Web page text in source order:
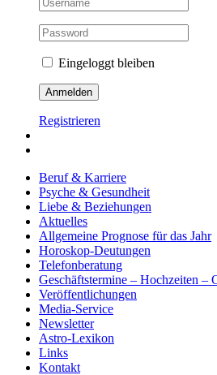
Eingeloggt bleiben
Registrieren
Beruf & Karriere
Psyche & Gesundheit
Liebe & Beziehungen
Aktuelles
Allgemeine Prognose für das Jahr
Horoskop-Deutungen
Telefonberatung
Geschäftstermine – Hochzeiten –
Veröffentlichungen
Media-Service
Newsletter
Astro-Lexikon
Links
Kontakt